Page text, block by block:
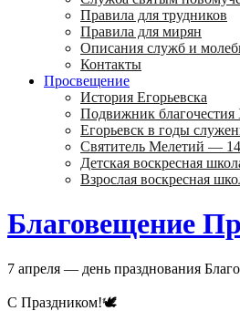
Правила для трудников
Правила для мирян
Описания служб и
Контакты
Просвещение
История Егорьевска
Подвижник
Егорьевск в годы
Святитель Мелетий —
Детская воскресная
Взрослая воскресная
Благовещение
7 апреля — день празднования
С Праздником!🕊